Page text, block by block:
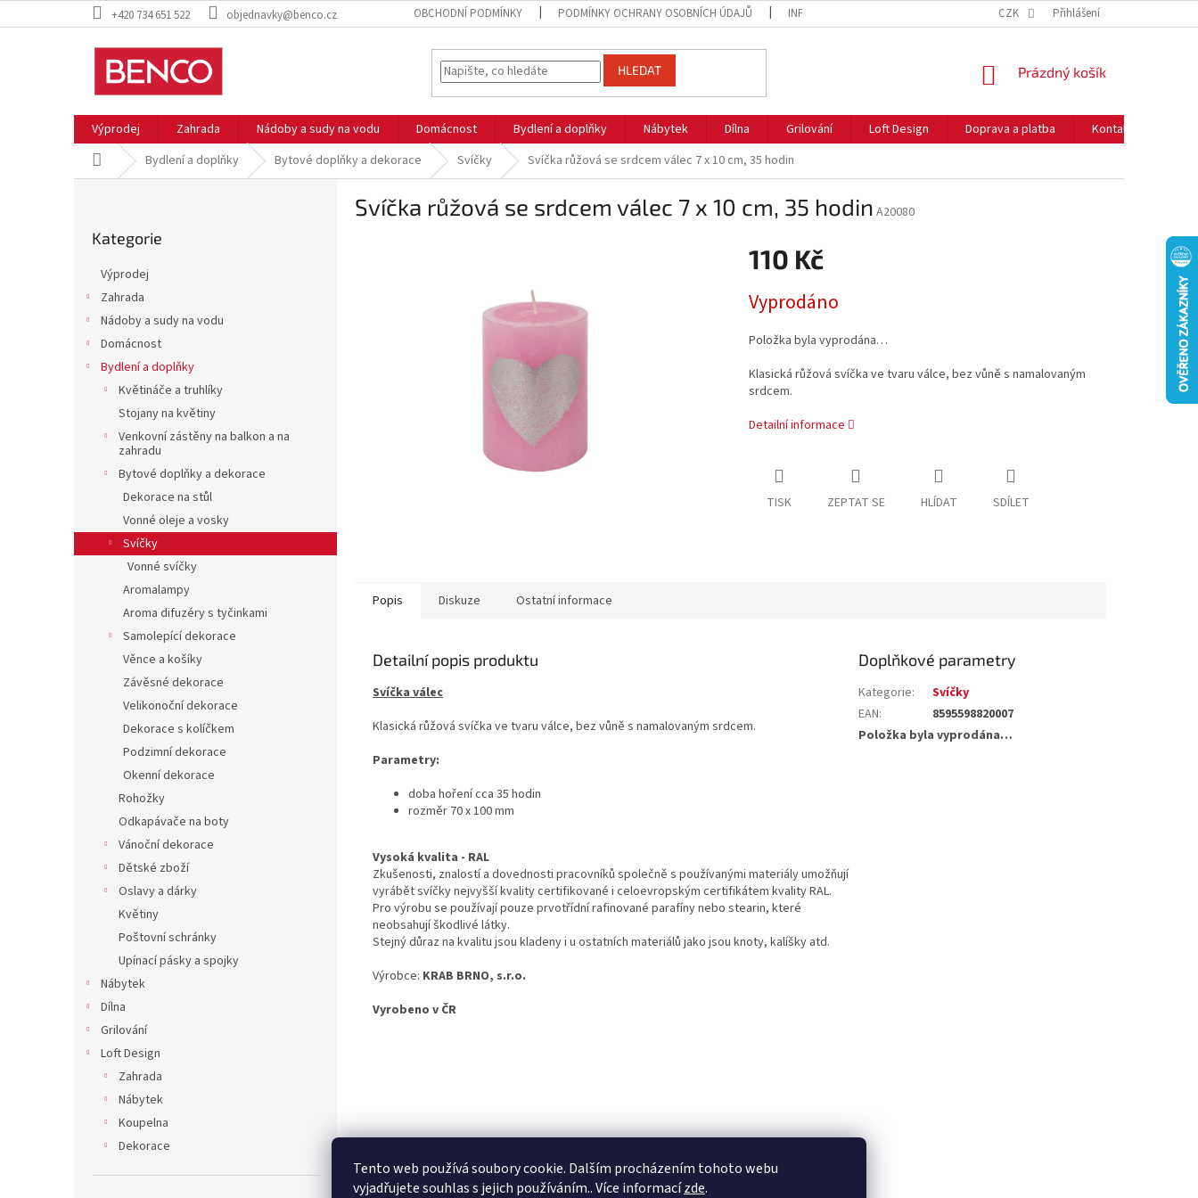
Tento web používá soubory cookie. Dalším procházením tohoto webu
vyjadřujete souhlas s jejich používáním.. Více informacízde.
na
+420 734 651 522 objednavky@benco.cz OBCHODNÍ PODMÍNKY PODMÍNKY OCHRANY OSOBNÍCH ÚDAJŮ INFORMACE O COOKIES NEJČASTĚJŠÍ OTÁZKY
CZK Přihlášení
HLEDAT
NÁKUPNÍ
Prázdný košík
Výprodej Zahrada Nádoby a sudy na vodu Domácnost Bydlení a doplňky Nábytek Dílna Grilování Loft Design Doprava a platba Kontakty
Domů Bydlení a doplňky Bytové doplňky a dekorace Svíčky Svíčka růžová se srdcem válec 7 x 10 cm, 35 hodin
kategorie
Kategorie
Výprodej
Zahrada
Nádoby a sudy na vodu
Domácnost
Bydlení a doplňky
Květináče a truhlíky
Stojany na květiny
Venkovní zástěny na balkon a na
zahradu
Bytové doplňky a dekorace
Dekorace na stůl
Vonné oleje a vosky
Svíčky
Vonné svíčky
Aromalampy
Aroma difuzéry s tyčinkami
Samolepící dekorace
Věnce a košíky
Závěsné dekorace
Velikonoční dekorace
Dekorace s kolíčkem
Podzimní dekorace
Okenní dekorace
Rohožky
Odkapávače na boty
Vánoční dekorace
Dětské zboží
Oslavy a dárky
Květiny
Poštovní schránky
Upínací pásky a spojky
Nábytek
Dílna
Grilování
Loft Design
Zahrada
Nábytek
Koupelna
Dekorace
Svíčka růžová se srdcem válec 7 x 10 cm, 35 hodin A20080
110 Kč
cena:
Vyprodáno
Položka byla vyprodána…
Klasická růžová svíčka ve tvaru válce, bez vůně s namalovaným
srdcem.
Detailní informace
TISK ZEPTAT SE HLÍDAT SDÍLET
Popis Diskuze Ostatní informace
Detailní popis produktu
Svíčka válec
Klasická růžová svíčka ve tvaru válce, bez vůně s namalovaným srdcem.
Parametry:
doba hoření cca 35 hodin
rozměr 70 x 100 mm
Vysoká kvalita - RAL
Zkušenosti, znalostí a dovednosti pracovníků společně s používanými materiály umožňují
vyrábět svíčky nejvyšší kvality certifikované i celoevropským certifikátem kvality RAL.
Pro výrobu se používají pouze prvotřídní rafinované parafíny nebo stearin, které
neobsahují škodlivé látky.
Stejný důraz na kvalitu jsou kladeny i u ostatních materiálů jako jsou knoty, kalíšky atd.
Výrobce: KRAB BRNO, s.r.o.
Vyrobeno v ČR
Doplňkové parametry
Kategorie:
Svíčky
EAN:
8595598820007
Položka byla vyprodána…